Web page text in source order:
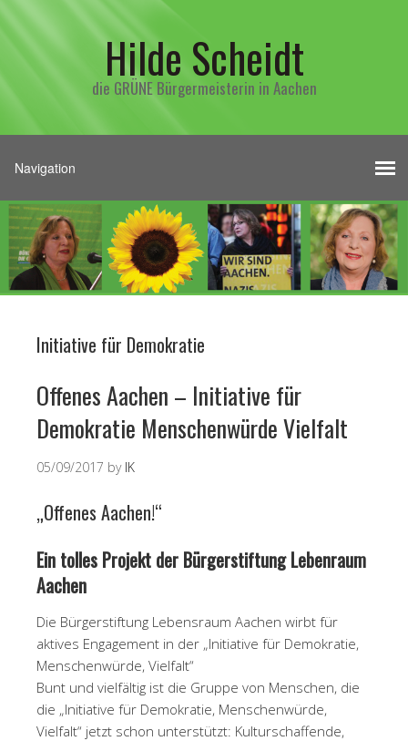
Hilde Scheidt
die GRÜNE Bürgermeisterin in Aachen
Initiative für Demokratie
Offenes Aachen – Initiative für
Demokratie Menschenwürde Vielfalt
05/09/2017 by IK
„Offenes Aachen!“
Ein tolles Projekt der Bürgerstiftung Lebenraum
Aachen
Die Bürgerstiftung Lebensraum Aachen wirbt für
aktives Engagement in der „Initiative für Demokratie,
Menschenwürde, Vielfalt“
Bunt und vielfältig ist die Gruppe von Menschen, die
die „Initiative für Demokratie, Menschenwürde,
Vielfalt“ jetzt schon unterstützt: Kulturschaffende,